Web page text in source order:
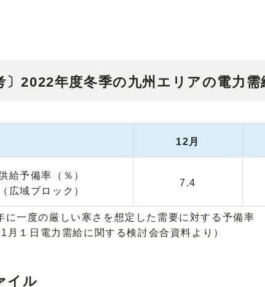
〕2022年度冬季の九州エリアの電力需
12月
給予備率（％）
（広域ブロック）
7.4
に一度の厳しい寒さを想定した需要に対する予備率
月１日電力需給に関する検討会合資料より）
イル